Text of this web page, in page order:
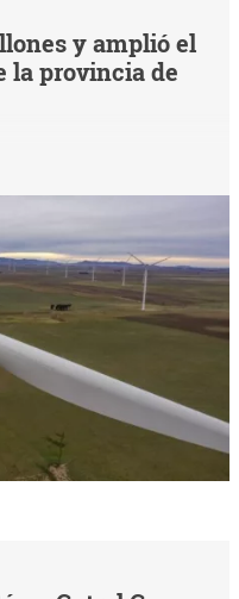
y amplió el
la provincia de